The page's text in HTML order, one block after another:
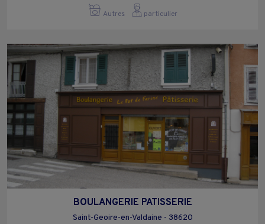
Autres particulier
BOULANGERIE PATISSERIE
Saint-Geoire-en-Valdaine - 38620